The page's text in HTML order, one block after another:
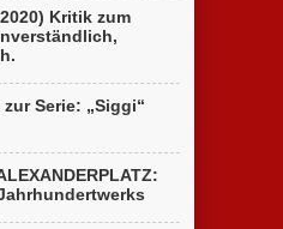
Kritik zum
Serie: „Siggi“